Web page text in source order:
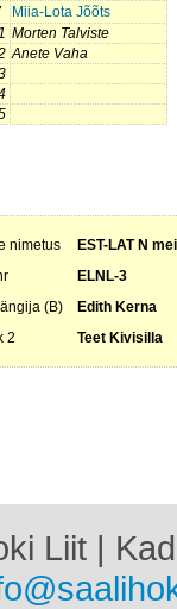
Miia-Lota Jõõts
Morten Talviste
Anete Vaha
nimetus
EST-LAT N
ELNL-3
(B)
Edith Kerna
2 Teet Kivisilla
Liit |